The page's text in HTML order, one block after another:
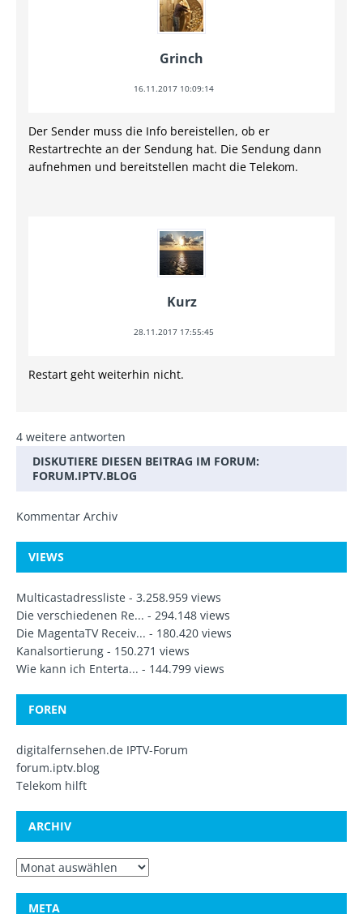
Grinch
16.11.2017 10:09:14
Der Sender muss die Info bereistellen, ob er
Restartrechte an der Sendung hat. Die Sendung dann
aufnehmen und bereitstellen macht die Telekom.
Kurz
28.11.2017 17:55:45
Restart geht weiterhin nicht.
4 weitere antworten
DISKUTIERE DIESEN BEITRAG IM FORUM:
FORUM.IPTV.BLOG
Kommentar Archiv
VIEWS
Multicastadressliste - 3.258.959 views
Die verschiedenen Re... - 294.148 views
Die MagentaTV Receiv... - 180.420 views
Kanalsortierung - 150.271 views
Wie kann ich Enterta... - 144.799 views
FOREN
digitalfernsehen.de IPTV-Forum
forum.iptv.blog
Telekom hilft
ARCHIV
META